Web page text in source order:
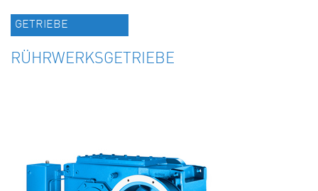
GETRIEBE
RÜHRWERKSGETRIEBE